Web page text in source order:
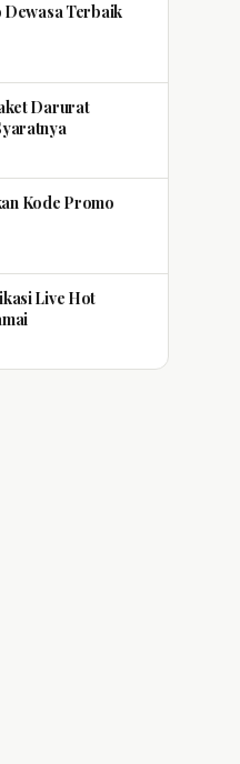
Dewasa Terbaik
Darurat
Kode Promo
Live Hot